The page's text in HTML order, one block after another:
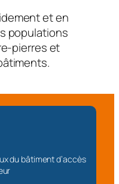
et en
populations
pierres et
du bâtiment d’accès